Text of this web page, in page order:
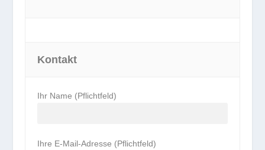
Kontakt
Ihr Name (Pflichtfeld)
Ihre E-Mail-Adresse (Pflichtfeld)